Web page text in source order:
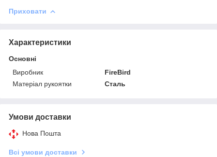
Приховати
Характеристики
Основні
Виробник
FireBird
Матеріал рукоятки
Сталь
Умови доставки
Нова Пошта
Всі умови доставки